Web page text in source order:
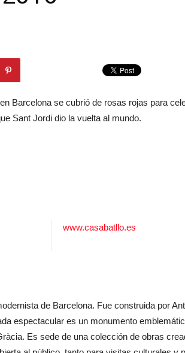
Barcelona se cubrió de rosas rojas para
Sant Jordi dio la vuelta al mundo.
www.casabatllo.es
de Barcelona. Fue construida por
espectacular es un monumento
Es sede de una colección de obras